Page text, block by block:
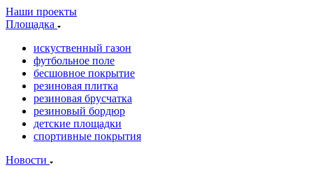
Наши проекты
Площадка
искуственный газон
футбольное поле
бесшовное покрытие
резиновая плитка
резиновая брусчатка
резиновый бордюр
детские площадки
спортивные покрытия
Новости